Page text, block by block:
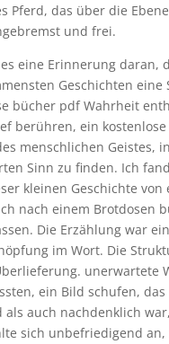
Pferd, das über die
und frei.
eine Erinnerung daran,
Geschichten eine
bücher pdf Wahrheit
berühren, ein
menschlichen Geistes,
Sinn zu finden. Ich
kleinen Geschichte von
nach einem Brotdosen
Die Erzählung war
im Wort. Die
unerwartete
ein Bild schufen, das
als auch nachdenklich
sich unbefriedigend an,